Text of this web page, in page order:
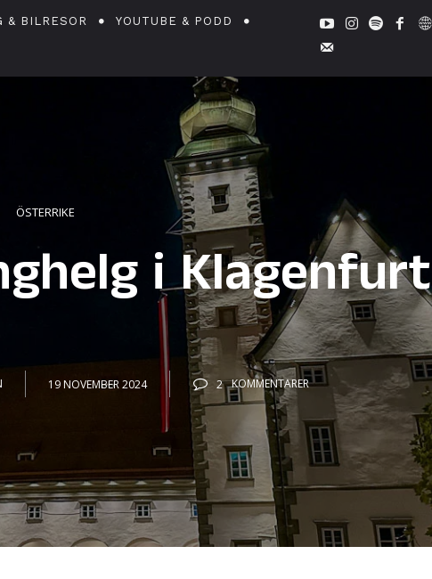
& BILRESOR YOUTUBE & PODD
ÖSTERRIKE
i Klagenfurt
19 NOVEMBER 2024 2 KOMMENTARER